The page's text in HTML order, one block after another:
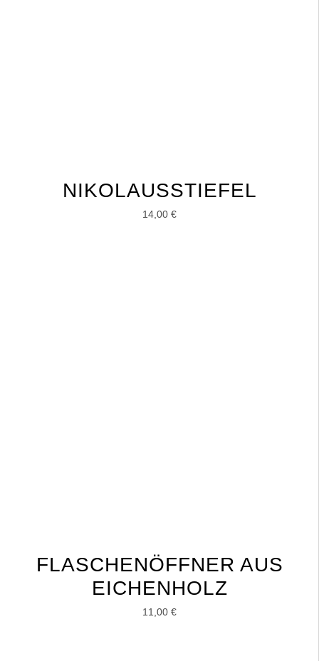
NIKOLAUSSTIEFEL
14,00 €
FLASCHENÖFFNER AUS
EICHENHOLZ
11,00 €